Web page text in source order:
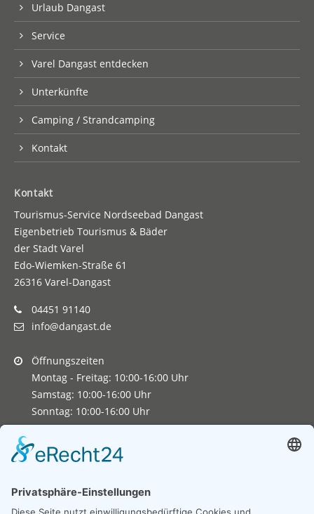
Urlaub Dangast
Service
Varel Dangast entdecken
Unterkünfte
Camping / Strandcamping
Kontakt
Kontakt
Tourismus-Service Nordseebad Dangast
Eigenbetrieb Tourismus & Bäder
der Stadt Varel
Edo-Wiemken-Straße 61
26316 Varel-Dangast
04451 91140
info@dangast.de
Öffnungszeiten
Montag - Freitag: 10:00-16:00 Uhr
Samstag: 10:00-16:00 Uhr
Sonntag: 10:00-16:00 Uhr
Impressum
Datenschutz